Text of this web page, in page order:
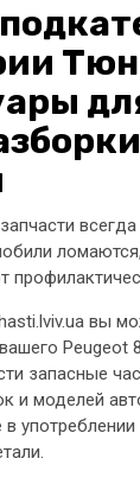
вы
Peugeot
запасные
и моделей